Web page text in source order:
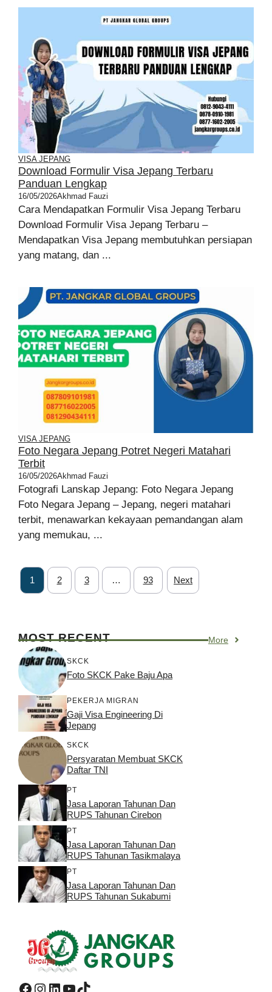
VISA JEPANG
Download Formulir Visa Jepang Terbaru
Panduan Lengkap
16/05/2026Akhmad Fauzi
Cara Mendapatkan Formulir Visa Jepang Terbaru
Download Formulir Visa Jepang Terbaru –
Mendapatkan Visa Jepang membutuhkan persiapan
yang matang, dan ...
VISA JEPANG
Foto Negara Jepang Potret Negeri Matahari
Terbit
16/05/2026Akhmad Fauzi
Fotografi Lanskap Jepang: Foto Negara Jepang
Foto Negara Jepang – Jepang, negeri matahari
terbit, menawarkan kekayaan pemandangan alam
yang memukau, ...
1 2 3 … 93 Next
MOST RECENT More
SKCK
Foto SKCK Pake Baju Apa
PEKERJA MIGRAN
Gaji Visa Engineering Di
Jepang
SKCK
Persyaratan Membuat SKCK
Daftar TNI
PT
Jasa Laporan Tahunan Dan
RUPS Tahunan Cirebon
PT
Jasa Laporan Tahunan Dan
RUPS Tahunan Tasikmalaya
PT
Jasa Laporan Tahunan Dan
RUPS Tahunan Sukabumi
Facebook
Instagram
LinkedIn
YouTube
TikTok